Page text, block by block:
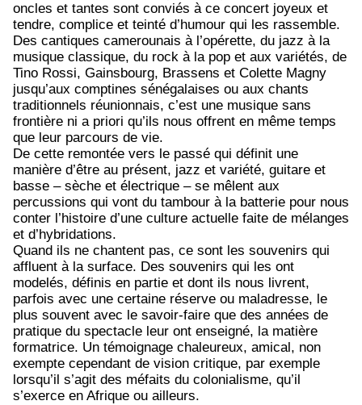
oncles et tantes sont conviés à ce concert joyeux et
tendre, complice et teinté d’humour qui les rassemble.
Des cantiques camerounais à l’opérette, du jazz à la
musique classique, du rock à la pop et aux variétés, de
Tino Rossi, Gainsbourg, Brassens et Colette Magny
jusqu’aux comptines sénégalaises ou aux chants
traditionnels réunionnais, c’est une musique sans
frontière ni a priori qu’ils nous offrent en même temps
que leur parcours de vie.
De cette remontée vers le passé qui définit une
manière d’être au présent, jazz et variété, guitare et
basse – sèche et électrique – se mêlent aux
percussions qui vont du tambour à la batterie pour nous
conter l’histoire d’une culture actuelle faite de mélanges
et d’hybridations.
Quand ils ne chantent pas, ce sont les souvenirs qui
affluent à la surface. Des souvenirs qui les ont
modelés, définis en partie et dont ils nous livrent,
parfois avec une certaine réserve ou maladresse, le
plus souvent avec le savoir-faire que des années de
pratique du spectacle leur ont enseigné, la matière
formatrice. Un témoignage chaleureux, amical, non
exempte cependant de vision critique, par exemple
lorsqu’il s’agit des méfaits du colonialisme, qu’il
s’exerce en Afrique ou ailleurs.